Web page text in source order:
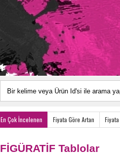
En Çok İncelenen Fiyata Göre Artan
FİGÜRATİF Tablolar